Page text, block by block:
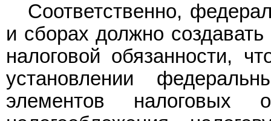
Соответственно,
и сборах должно
налоговой обязанности,
установлении
элементов налоговых